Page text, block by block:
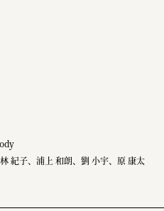
子、浦上 和朗、劉 小宇、原 康太